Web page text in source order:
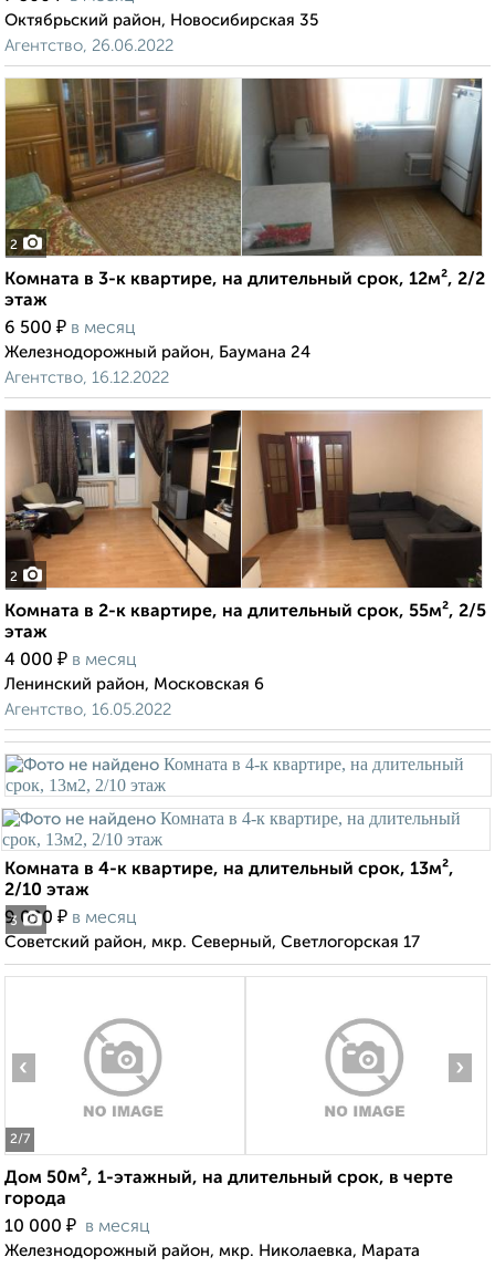
Октябрьский район, Новосибирская 35
Агентство, 26.06.2022
2
Комната в 3-к квартире, на длительный срок, 12м², 2/2
этаж
6 500 ₽ в месяц
Железнодорожный район, Баумана 24
Агентство, 16.12.2022
2
Комната в 2-к квартире, на длительный срок, 55м², 2/5
этаж
4 000 ₽ в месяц
Ленинский район, Московская 6
Агентство, 16.05.2022
3
Комната в 4-к квартире, на длительный срок, 13м²,
2/10 этаж
9 000 ₽ в месяц
Советский район, мкр. Северный, Светлогорская 17
2/7
‹ ›
Дом 50м², 1-этажный, на длительный срок, в черте
города
10 000 ₽ в месяц
Железнодорожный район, мкр. Николаевка, Марата